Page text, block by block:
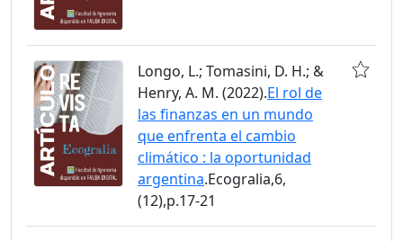
Longo, L.; Tomasini, D. H.; &
Henry, A. M. (2022).El rol de
las finanzas en un mundo
que enfrenta el cambio
climático : la oportunidad
argentina.Ecogralia,6,
(12),p.17-21